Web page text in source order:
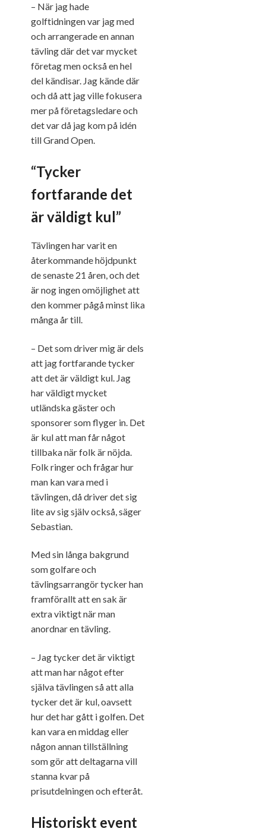
– När jag hade
golftidningen var jag med
och arrangerade en annan
tävling där det var mycket
företag men också en hel
del kändisar. Jag kände där
och då att jag ville fokusera
mer på företagsledare och
det var då jag kom på idén
till Grand Open.
“Tycker
fortfarande det
är väldigt kul”
Tävlingen har varit en
återkommande höjdpunkt
de senaste 21 åren, och det
är nog ingen omöjlighet att
den kommer pågå minst lika
många år till.
– Det som driver mig är dels
att jag fortfarande tycker
att det är väldigt kul. Jag
har väldigt mycket
utländska gäster och
sponsorer som flyger in. Det
är kul att man får något
tillbaka när folk är nöjda.
Folk ringer och frågar hur
man kan vara med i
tävlingen, då driver det sig
lite av sig själv också, säger
Sebastian.
Med sin långa bakgrund
som golfare och
tävlingsarrangör tycker han
framförallt att en sak är
extra viktigt när man
anordnar en tävling.
– Jag tycker det är viktigt
att man har något efter
själva tävlingen så att alla
tycker det är kul, oavsett
hur det har gått i golfen. Det
kan vara en middag eller
någon annan tillställning
som gör att deltagarna vill
stanna kvar på
prisutdelningen och efteråt.
Historiskt event